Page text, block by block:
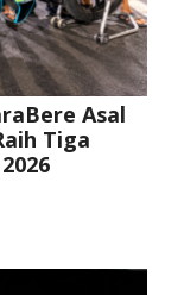
Asal
Tiga